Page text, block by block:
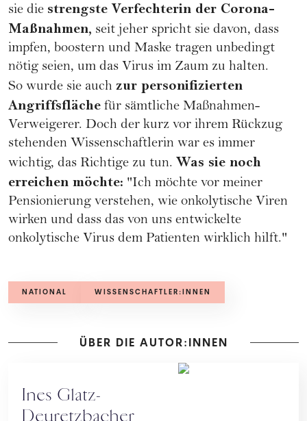
sie die strengste Verfechterin der Corona-
Maßnahmen, seit jeher spricht sie davon, dass
impfen, boostern und Maske tragen unbedingt
nötig seien, um das Virus im Zaum zu halten.
So wurde sie auch zur personifizierten
Angriffsfläche für sämtliche Maßnahmen-
Verweigerer. Doch der kurz vor ihrem Rückzug
stehenden Wissenschaftlerin war es immer
wichtig, das Richtige zu tun. Was sie noch
erreichen möchte: "Ich möchte vor meiner
Pensionierung verstehen, wie onkolytische Viren
wirken und dass das von uns entwickelte
onkolytische Virus dem Patienten wirklich hilft."
NATIONAL WISSENSCHAFTLER:INNEN
ÜBER DIE AUTOR:INNEN
Ines Glatz-
Deuretzbacher